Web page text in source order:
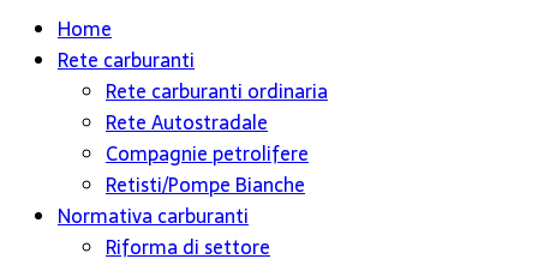
Home
Rete carburanti
Rete carburanti ordinaria
Rete Autostradale
Compagnie petrolifere
Retisti/Pompe Bianche
Normativa carburanti
Riforma di settore